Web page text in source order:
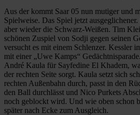
Aus der kommt Saar 05 nun mutiger und
Spielweise. Das Spiel jetzt
aber wieder die Schwarz-Weißen. Tim
schönen Zuspiel von Sodji gegen seinen
versucht es mit einem Schlenzer. Kessler
mit einer „Uwe Kamps“
André Kaula für Sayfedine El Khadem,
der rechten Seite sorgt. Kaula setzt sich
rechten Außenbahn durch, passt in den
den Ball durchlässt und Nico Purkets
noch geblockt wird. Und wie oben schon
später nach Ecke zum Ausgleich.